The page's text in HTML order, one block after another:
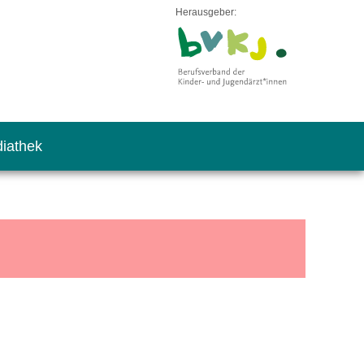
Herausgeber: